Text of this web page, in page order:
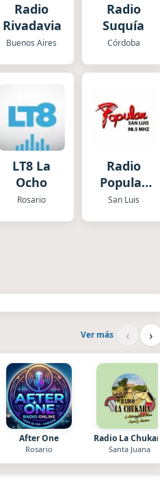
Radio
Rivadavia
Buenos Aires
Radio
Suquía
Córdoba
LT8 La
Ocho
Rosario
Radio
Popular
San Luis
San Luis
Ver más ‹ ›
After One
Rosario
Radio La Chukara
Santa Juana